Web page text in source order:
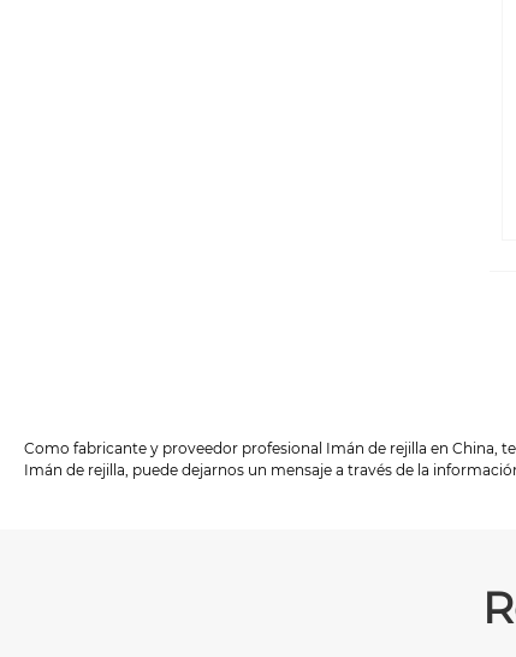
Como fabricante y proveedor profesional Imán de rejilla en China,
Imán de rejilla, puede dejarnos un mensaje a través de la